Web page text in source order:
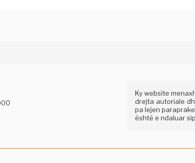
Ky website
drejta autoriale
pa lejen
është e ndaluar